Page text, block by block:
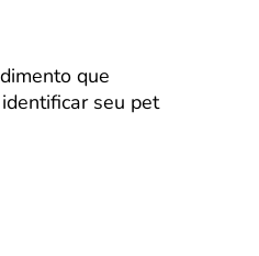
que
seu pet